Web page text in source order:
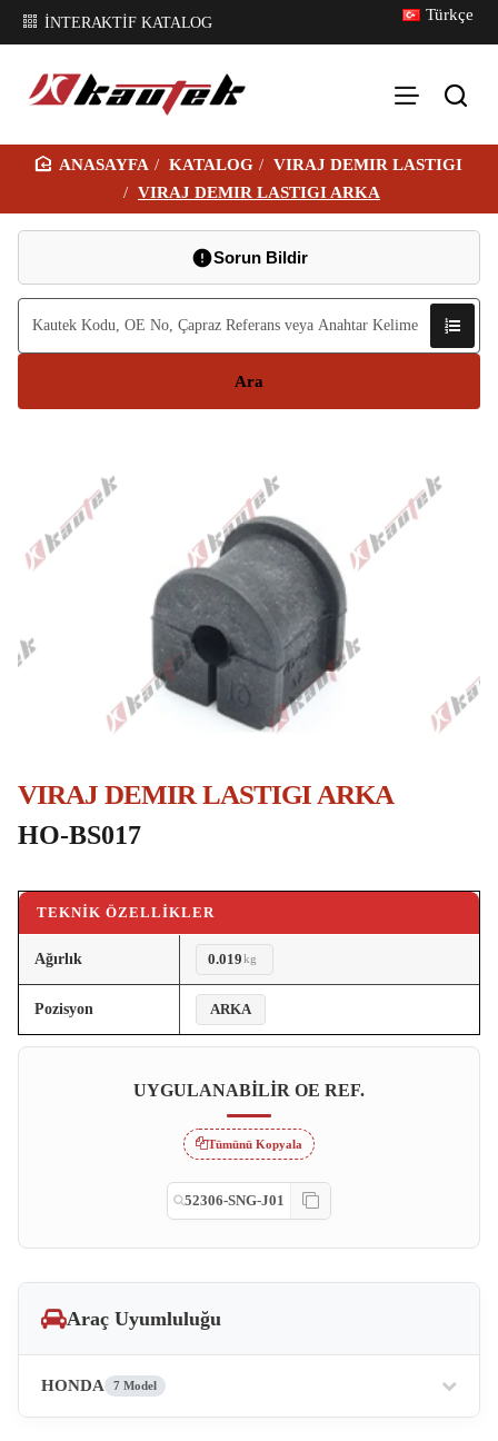
İNTERAKTİF KATALOG Türkçe
O
KATALOG
VIRAJ DEMIR LASTIGI
VIRAJ DEMIR LASTIGI ARKA
Sorun Bildir
Ara
VIRAJ DEMIR LASTIGI ARKA
HO-BS017
TEKNIK ÖZELLIKLER
Ağırlık 0.019kg
Pozisyon ARKA
UYGULANABILIR OE REF.
Tümünü Kopyala
52306-SNG-J01
Araç Uyumluluğu
HONDA 7 Model